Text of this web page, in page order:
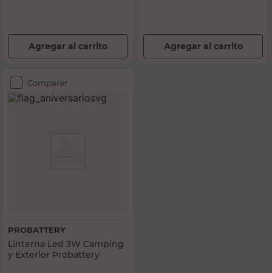
Agregar al carrito Agregar al carrito
Comparar
PROBATTERY
Linterna Led 3W Camping
y Exterior Probattery